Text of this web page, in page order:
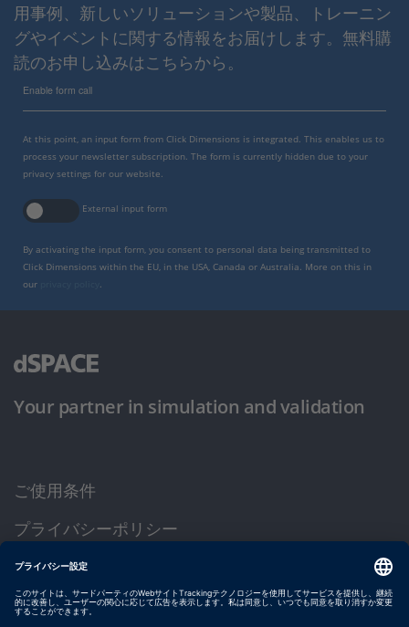
用事例、新しいソリューションや製品、トレーニン
グやイベントに関する情報をお届けします。無料購
読のお申し込みはこちらから。
Enable form call
At this point, an input form from Click Dimensions is integrated. This enables us to
process your newsletter subscription. The form is currently hidden due to your
privacy settings for our website.
External input form
By activating the input form, you consent to personal data being transmitted to
Click Dimensions within the EU, in the USA, Canada or Australia. More on this in
our
.
Your partner in simulation and validation
ご使用条件
プライバシーポリシー
約款
サイト運営会社情報